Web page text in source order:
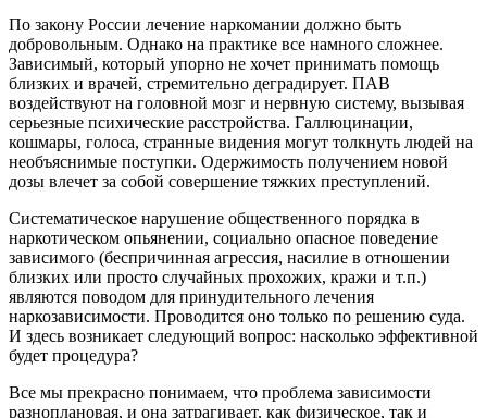
По закону России лечение наркомании должно быть
добровольным. Однако на практике все намного сложнее.
Зависимый, который упорно не хочет принимать помощь
близких и врачей, стремительно деградирует. ПАВ
воздействуют на головной мозг и нервную систему, вызывая
серьезные психические расстройства. Галлюцинации,
кошмары, голоса, странные видения могут толкнуть людей на
необъяснимые поступки. Одержимость получением новой
дозы влечет за собой совершение тяжких преступлений.
Систематическое нарушение общественного порядка в
наркотическом опьянении, социально опасное поведение
зависимого (беспричинная агрессия, насилие в отношении
близких или просто случайных прохожих, кражи и т.п.)
являются поводом для принудительного лечения
наркозависимости. Проводится оно только по решению суда.
И здесь возникает следующий вопрос: насколько эффективной
будет процедура?
Все мы прекрасно понимаем, что проблема зависимости
разноплановая, и она затрагивает, как физическое, так и